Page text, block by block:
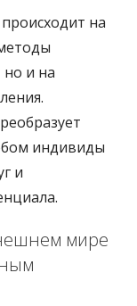
на
но и на
индивиды
и
мире